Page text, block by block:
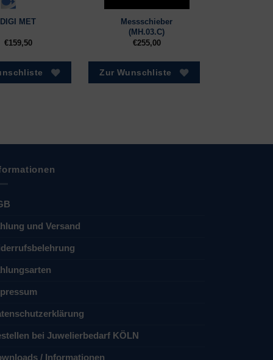
DIGI MET
€159,50
Messschieber
(MH.03.C)
€255,00
Zur Wunschliste
und Versand
bei Juwelierbedarf KÖLN
/ Informationen